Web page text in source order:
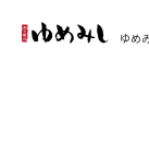
ゆめ